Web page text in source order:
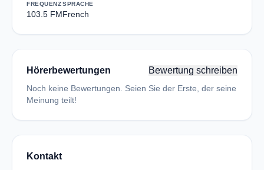
FREQUENZ
103.5 FM
SPRACHE
French
Hörerbewertungen Bewertung schreiben
Noch keine Bewertungen. Seien Sie der Erste, der seine
Meinung teilt!
Kontakt